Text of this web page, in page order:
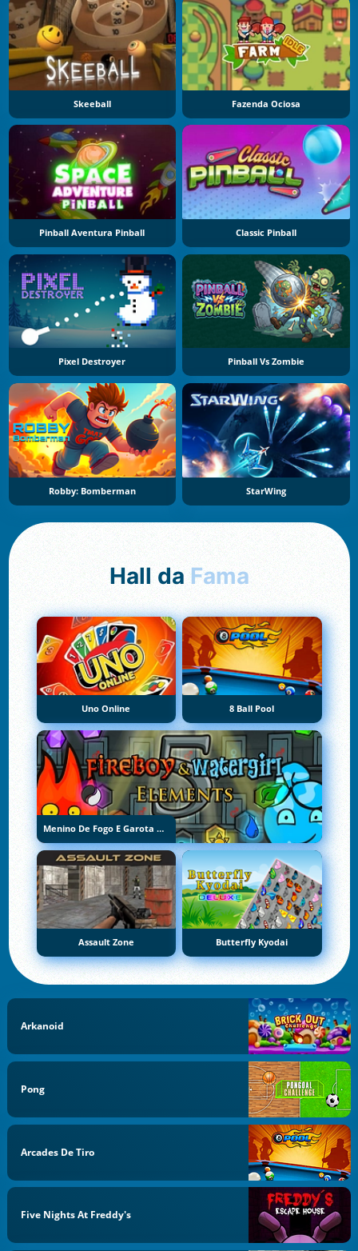
Skeeball Fazenda Ociosa
Pinball Aventura Pinball Classic Pinball
Pixel Destroyer Pinball Vs Zombie
Robby: Bomberman StarWing
Hall da Fama
Uno Online 8 Ball Pool
Menino De Fogo E Garota De Água 5: Elementos
Assault Zone Butterfly Kyodai
Arkanoid
Pong
Arcades De Tiro
Five Nights At Freddy's